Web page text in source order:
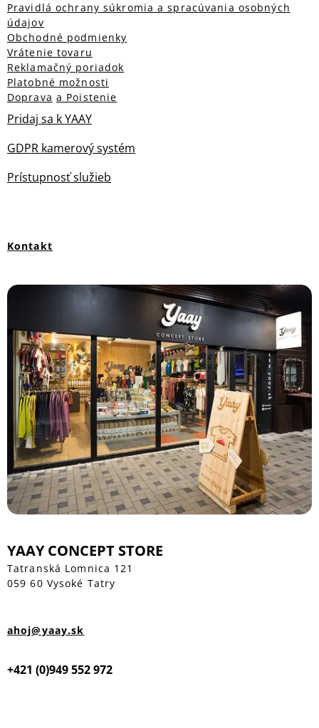
Pravidlá ochrany súkromia a spracúvania osobných
údajov
Obchodné podmienky
Vrátenie tovaru
Reklamačný poriadok
Platobné možnosti
Doprava a Poistenie
Pridaj sa k YAAY
GDPR kamerový systém
Prístupnosť služieb
Kontakt
YAAY CONCEPT STORE
Tatranská Lomnica 121
059 60 Vysoké Tatry
ahoj@yaay.sk
+421 (0)949 552 972